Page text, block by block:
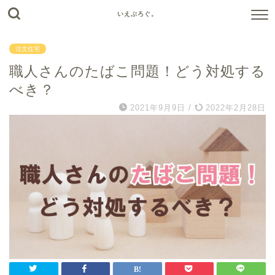
いえぶろぐ。
注文住宅
職人さんのたばこ問題！どう対処する
べき？
2021年9月9日 / 2022年2月28日